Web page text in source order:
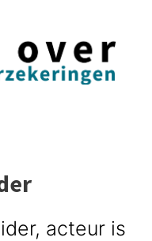
acteur is